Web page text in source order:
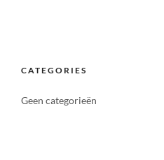
CATEGORIES
Geen categorieën